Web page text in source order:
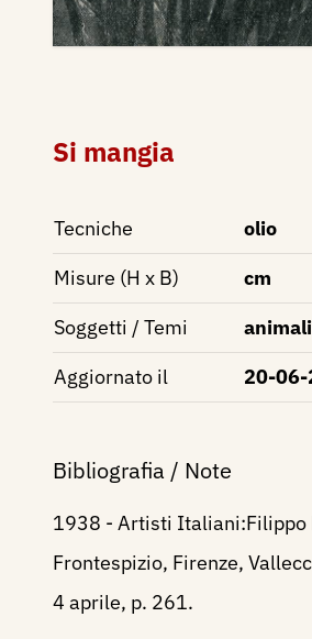
Si mangia
Tecniche
olio
Misure (H x B)
cm
Soggetti / Temi
Aggiornato il
20-
Bibliografia / Note
1938 - Artisti Italiani:Filippo
Frontespizio, Firenze,
4 aprile, p. 261.